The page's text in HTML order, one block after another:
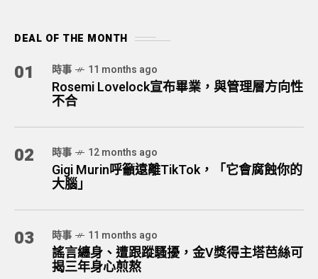
DEAL OF THE MONTH
01 時事 11 months ago
Rosemi Lovelock宣布畢業，與管理層方向性
不合
02 時事 12 months ago
Gigi Murin呼籲遠離TikTok，「它會腐蝕你的
大腦」
03 時事 11 months ago
謠言纏身、遭跟蹤騷擾，金V獎得主塔芭絲可
揭三年身心煎熬